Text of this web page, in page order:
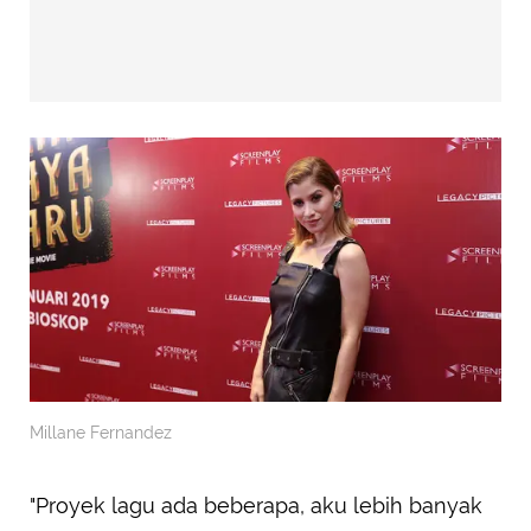
Millane Fernandez
"Proyek lagu ada beberapa, aku lebih banyak